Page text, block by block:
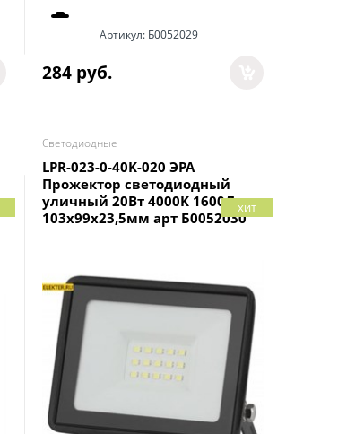
Артикул: Б0052029
284 руб.
Светодиодные
LPR-023-0-40K-020 ЭРА
Прожектор светодиодный
уличный 20Вт 4000K 1600Лм
103x99x23,5мм арт Б0052030
хит